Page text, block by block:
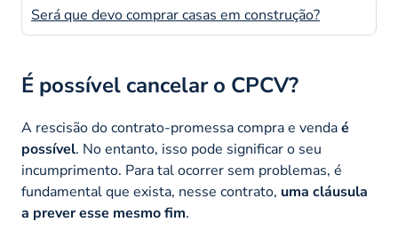
Será que devo comprar casas em construção?
É possível cancelar o CPCV?
A rescisão do contrato-promessa compra e vendaé
possível. No entanto, isso pode significar o seu
incumprimento. Para tal ocorrer sem problemas, é
fundamental que exista, nesse contrato, uma cláusula
a prever esse mesmo fim.